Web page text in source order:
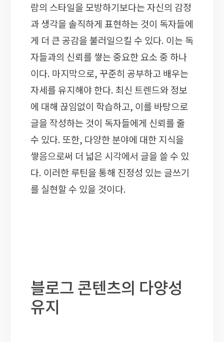
람의 스타일을 모방하기보다는 자신의 감정
과 생각을 솔직하게 표현하는 것이 독자들에
게 더 큰 공감을 불러일으킬 수 있다. 이는 독
자들과의 신뢰를 쌓는 중요한 요소 중 하나
이다. 마지막으로, 꾸준히 공부하고 배우는
자세를 유지해야 한다. 최신 트렌드와 정보
에 대해 끊임없이 학습하고, 이를 바탕으로
글을 작성하는 것이 독자들에게 신뢰를 줄
수 있다. 또한, 다양한 분야에 대한 지식을
쌓음으로써 더 넓은 시각에서 글을 쓸 수 있
다. 이러한 루틴을 통해 진정성 있는 글쓰기
를 실현할 수 있을 것이다.
블로그 콘텐츠의 다양성
유지